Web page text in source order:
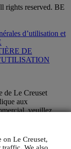
on Le Creuset,
rights reserved. BE
d’utilisation et
DE
de Le Creuset
aux
veuillez
et à protéger vos
quant à la
vos données.